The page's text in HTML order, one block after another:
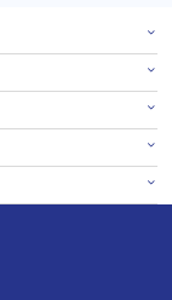
nhiệt cho khí đầu.
áo, hàng hóa.